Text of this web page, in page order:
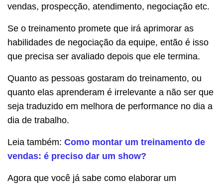
vendas, prospecção, atendimento, negociação etc.
Se o treinamento promete que irá aprimorar as
habilidades de negociação da equipe, então é isso
que precisa ser avaliado depois que ele termina.
Quanto as pessoas gostaram do treinamento, ou
quanto elas aprenderam é irrelevante a não ser que
seja traduzido em melhora de performance no dia a
dia de trabalho.
Leia também: Como montar um treinamento de
vendas: é preciso dar um show?
Agora que você já sabe como elaborar um